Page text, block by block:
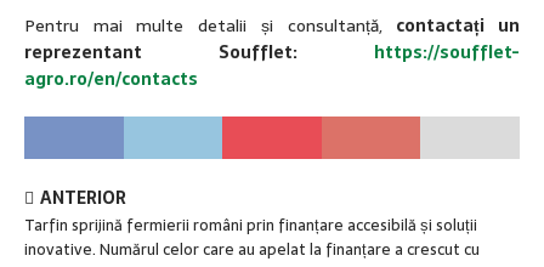
Pentru mai multe detalii și consultanță, contactați un
reprezentant Soufflet: https://soufflet-
agro.ro/en/contacts
ANTERIOR
Tarfin sprijină fermierii români prin finanțare accesibilă și soluții
inovative. Numărul celor care au apelat la finanțare a crescut cu